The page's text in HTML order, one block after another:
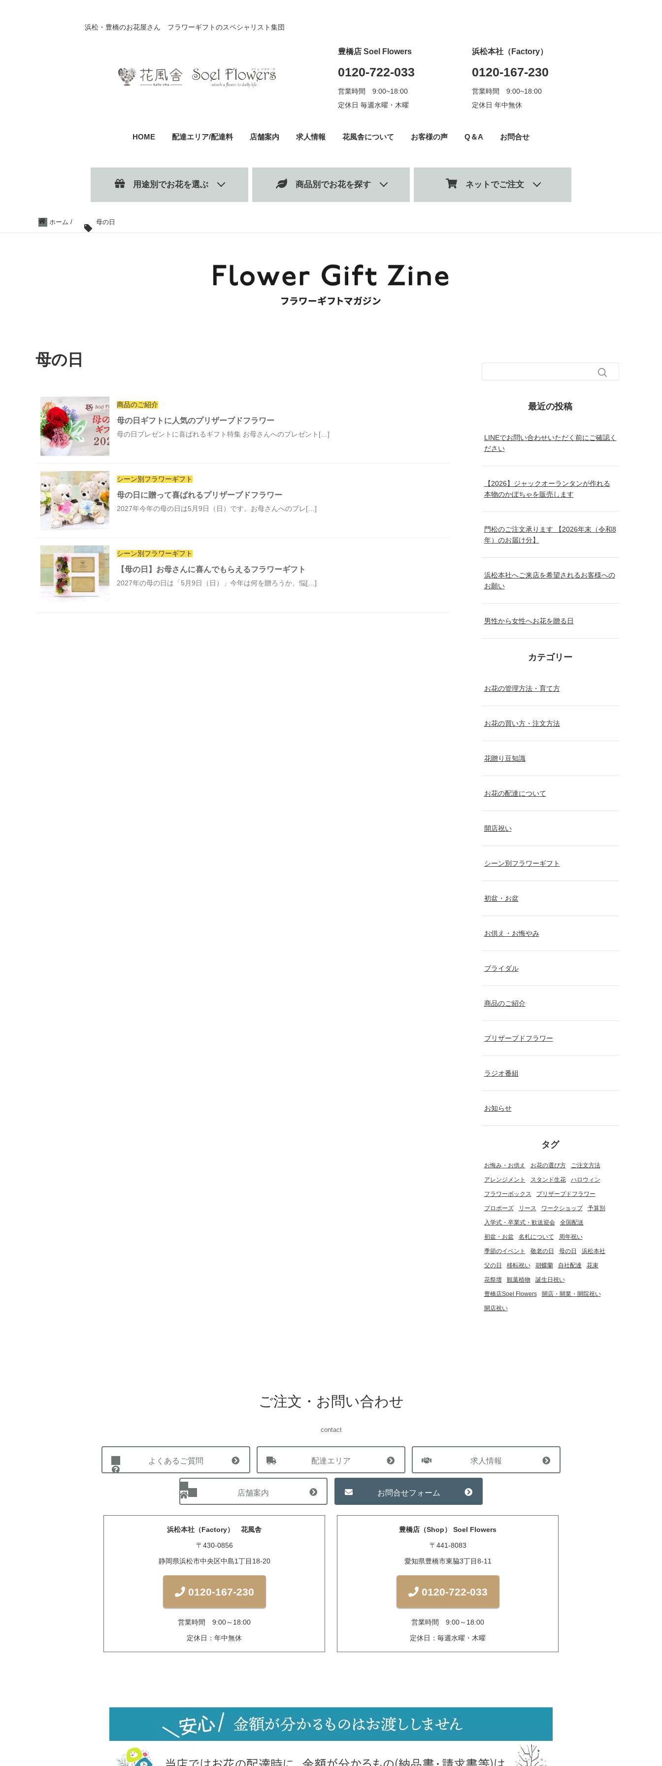
浜松・豊橋のお花屋さん フラワーギフトのスペシャリスト集団
豊橋店 Soel Flowers
0120-722-033
営業時間 9:00~18:00
定休日 毎週水曜・木曜
浜松本社（Factory）
0120-167-230
営業時間 9:00~18:00
定休日 年中無休
HOME 配達エリア/配達料 店舗案内 求人情報 花風舎について お客様の声 Q＆A お問合せ
用途別でお花を選ぶ 商品別でお花を探す ネットでご注文
ホーム / 母の日
母の日
商品のご紹介
母の日ギフトに人気のプリザーブドフラワー
母の日プレゼントに喜ばれるギフト特集 お母さんへのプレゼント[…]
シーン別フラワーギフト
母の日に贈って喜ばれるプリザーブドフラワー
2027年今年の母の日は5月9日（日）です。お母さんへのプレ[…]
シーン別フラワーギフト
【母の日】お母さんに喜んでもらえるフラワーギフト
2027年の母の日は「5月9日（日）」今年は何を贈ろうか、悩[…]
最近の投稿
LINEでお問い合わせいただく前にご確認く
ださい
【2026】ジャックオーランタンが作れる
本物のかぼちゃを販売します
門松のご注文承ります 【2026年末（令和8
年）のお届け分】
浜松本社へご来店を希望されるお客様への
お願い
男性から女性へお花を贈る日
カテゴリー
お花の管理方法・育て方
お花の買い方・注文方法
花贈り豆知識
お花の配達について
開店祝い
シーン別フラワーギフト
初盆・お盆
お供え・お悔やみ
ブライダル
商品のご紹介
プリザーブドフラワー
ラジオ番組
お知らせ
タグ
お悔み・お供え お花の選び方 ご注文方法
アレンジメント スタンド生花 ハロウィン
フラワーボックス プリザーブドフラワー
プロポーズ リース ワークショップ 予算別
入学式・卒業式・歓送迎会 全国配送
初盆・お盆 名札について 周年祝い
季節のイベント 敬老の日 母の日 浜松本社
父の日 移転祝い 胡蝶蘭 自社配達 花束
花祭壇 観葉植物 誕生日祝い
豊橋店Soel Flowers 開店・開業・開院祝い
開店祝い
ご注文・お問い合わせ
contact
よくあるご質問 配達エリア 求人情報
店舗案内 お問合せフォーム
浜松本社（Factory） 花風舎
〒430-0856
静岡県浜松市中央区中島1丁目18-20
0120-167-230
営業時間 9:00～18:00
定休日：年中無休
豊橋店（Shop） Soel Flowers
〒441-8083
愛知県豊橋市東脇3丁目8-11
0120-722-033
営業時間 9:00～18:00
定休日：毎週水曜・木曜